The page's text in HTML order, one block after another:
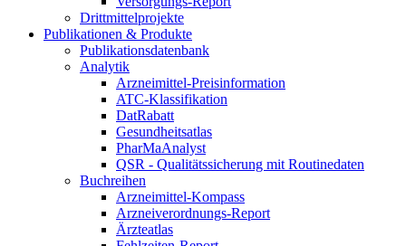
Drittmittelprojekte
Publikationen & Produkte
Publikationsdatenbank
Analytik
Arzneimittel-Preisinformation
ATC-Klassifikation
DatRabatt
Gesundheitsatlas
PharMaAnalyst
QSR - Qualitätssicherung mit Routinedaten
Buchreihen
Arzneimittel-Kompass
Arzneiverordnungs-Report
Ärzteatlas